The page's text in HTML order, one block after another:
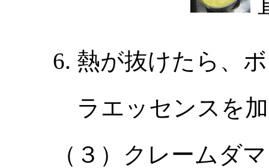
熱が抜けたら、
ラエッセンスを
（３）クレームダ